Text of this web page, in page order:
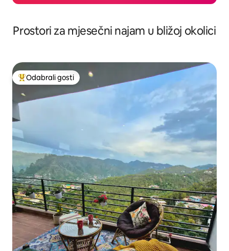
Prostori za mjesečni najam u bližoj okolici
Među najviše rangiranima s oznakom „Odabrali gosti”
Odabrali gosti